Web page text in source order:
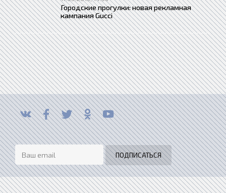
Городские прогулки: новая рекламная
кампания Gucci